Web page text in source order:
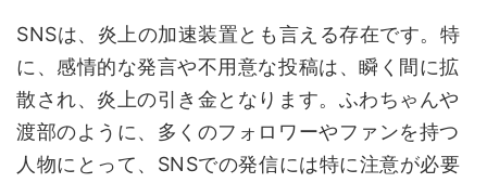
SNSは、炎上の加速装置とも言える存在です。特
に、感情的な発言や不用意な投稿は、瞬く間に拡
散され、炎上の引き金となります。ふわちゃんや
渡部のように、多くのフォロワーやファンを持つ
人物にとって、SNSでの発信には特に注意が必要